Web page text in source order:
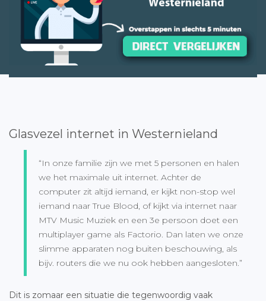
Glasvezel internet in Westernieland
“In onze familie zijn we met 5 personen en halen
we het maximale uit internet. Achter de
computer zit altijd iemand, er kijkt non-stop wel
iemand naar True Blood, of kijkt via internet naar
MTV Music Muziek en een 3e persoon doet een
multiplayer game als Factorio. Dan laten we onze
slimme apparaten nog buiten beschouwing, als
bijv. routers die we nu ook hebben aangesloten.”
Dit is zomaar een situatie die tegenwoordig vaak